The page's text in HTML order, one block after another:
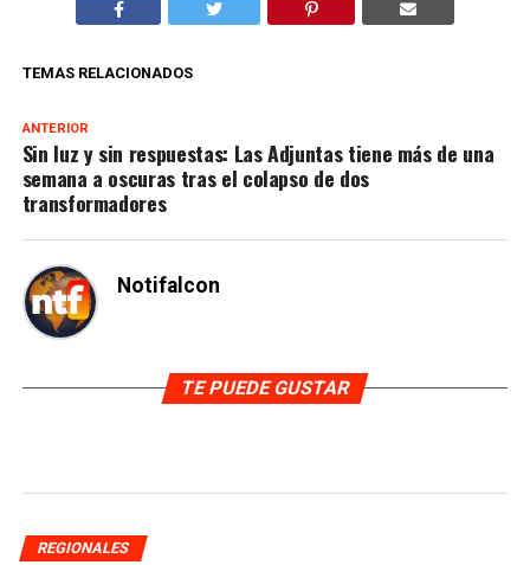
TEMAS RELACIONADOS
ANTERIOR
Sin luz y sin respuestas: Las Adjuntas tiene más de una
semana a oscuras tras el colapso de dos
transformadores
Notifalcon
TE PUEDE GUSTAR
REGIONALES